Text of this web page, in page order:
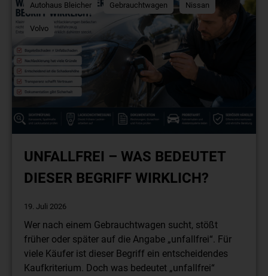
Autohaus Bleicher Gebrauchtwagen Nissan
Volvo
UNFALLFREI – WAS BEDEUTET
DIESER BEGRIFF WIRKLICH?
19. Juli 2026
Wer nach einem Gebrauchtwagen sucht, stößt
früher oder später auf die Angabe „unfallfrei“. Für
viele Käufer ist dieser Begriff ein entscheidendes
Kaufkriterium. Doch was bedeutet „unfallfrei“